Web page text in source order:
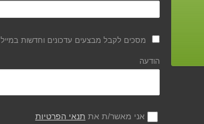
מסכים לקבל מבצעים עדכונים וחדשות במייל
הודעה
אני מאשר/ת את תנאי הפרטיות